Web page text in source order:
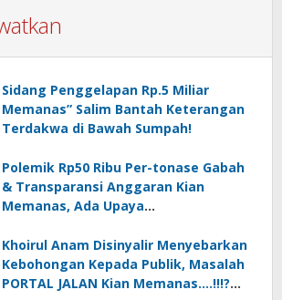
Sidang Penggelapan Rp.5 Miliar
Memanas” Salim Bantah Keterangan
Terdakwa di Bawah Sumpah!
Polemik Rp50 Ribu Per-tonase Gabah
& Transparansi Anggaran Kian
Memanas, Ada Upaya
PORTAL vs KEBIJAKAN BODONG
Khoirul Anam Disinyalir Menyebarkan
Kebohongan Kepada Publik, Masalah
PORTAL JALAN Kian Memanas….!!!?